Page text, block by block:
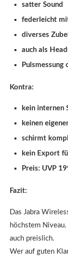
satter Sound
federleicht
diverses
auch als
Kontra:
kein internen
keinen
schirmt
kein Export
Preis: UVP
Fazit:
Das Jabra
höchstem
auch preislich.
Wer auf guten